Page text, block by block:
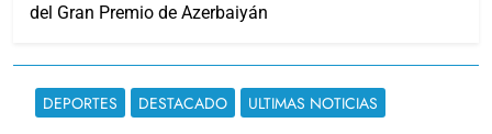
del Gran Premio de Azerbaiyán
DEPORTES DESTACADO ULTIMAS NOTICIAS